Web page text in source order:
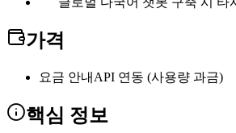
가격
요금 안내 API 연동 (사용량 과금)
핵심 정보